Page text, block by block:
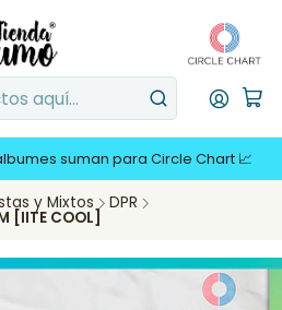
suman para Circle Chart 📈
y Mixtos DPR
[IITE COOL]